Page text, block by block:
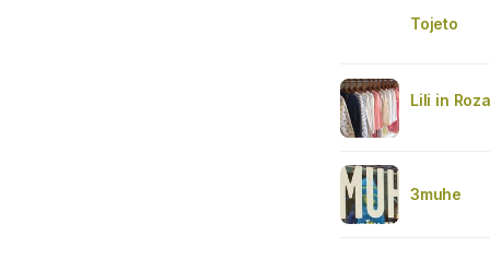
Tojeto
Lili in
3muhe